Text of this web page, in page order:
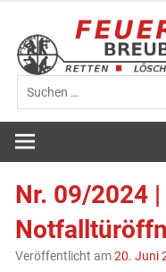
springen
Nr. 09/2024
Veröffentlicht am20. Juni